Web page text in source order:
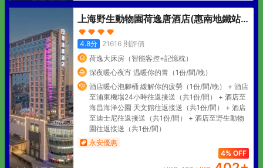
心區
上海野生動物園荷逸唐酒店(惠南地鐵站
店)
4.8分 21616則評價
荷逸大床房（智能客控+記憶枕）
深夜暖心夜宵 温暖你的胃（1份/間/晚）
酒店暖心泡腳桶 緩解你的疲勞（1份/間/晚） + 酒店
至浦東機場24小時往返接送（共1份/間） + 酒店至
海昌海洋公園 天文館往返接送（共1份/間） + 酒店
至迪士尼往返接送（共1份/間） + 酒店至野生動物
園往返接送（共1份/間）
永安優惠
4% OFF